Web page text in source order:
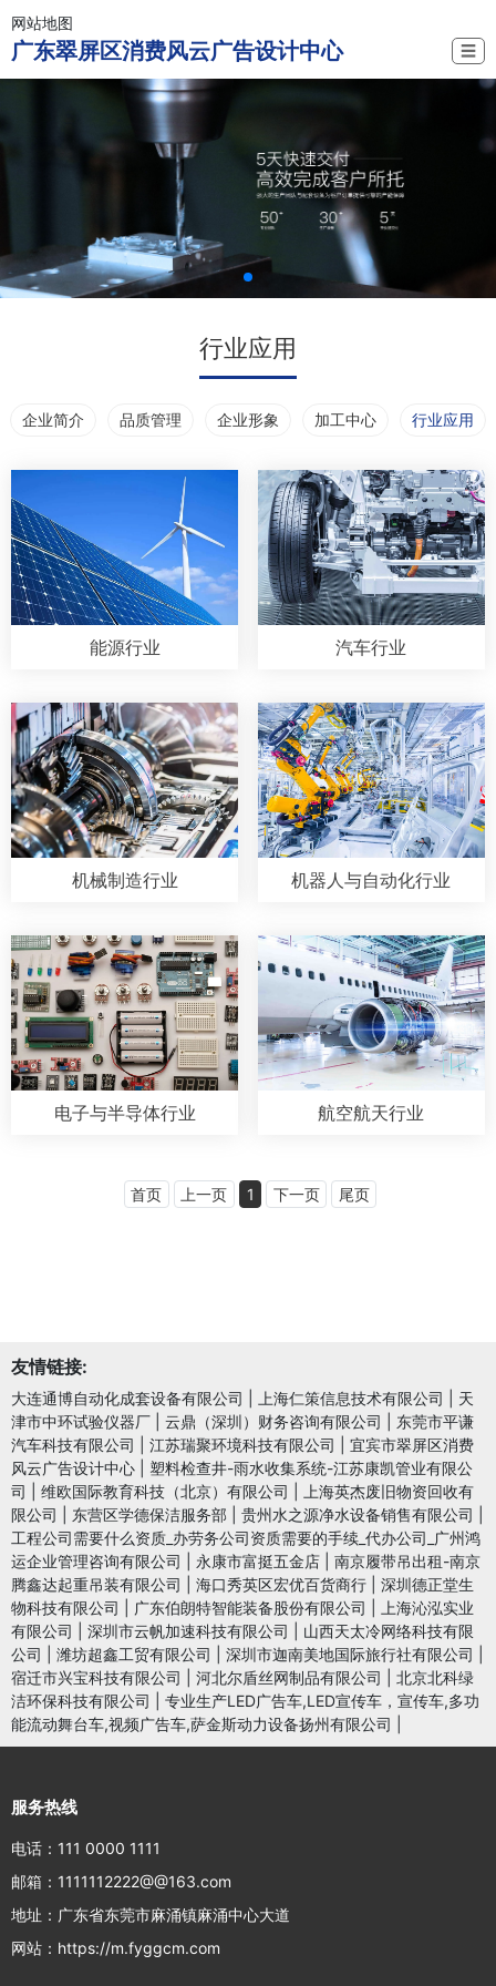
网站地图
广东翠屏区消费风云广告设计中心 ☰
行业应用
企业简介 品质管理 企业形象 加工中心 行业应用
能源行业 汽车行业
机械制造行业 机器人与自动化行业
电子与半导体行业 航空航天行业
首页 上一页 1 下一页 尾页
友情链接:
大连通博自动化成套设备有限公司 上海仁策信息技术有限公司
天
津市中环试验仪器厂
云鼎（深圳）财务咨询有限公司
东莞市平谦
汽车科技有限公司
江苏瑞聚环境科技有限公司
宜宾市翠屏区消费
风云广告设计中心
塑料检查井-雨水收集系统-江苏康凯管业有限公
司
维欧国际教育科技（北京）有限公司
上海英杰废旧物资回收有
限公司
东营区学德保洁服务部 贵州水之源净水设备销售有限公司
工程公司需要什么资质_办劳务公司资质需要的手续_代办公司_广州鸿
运企业管理咨询有限公司
永康市富挺五金店
南京履带吊出租-南京
腾鑫达起重吊装有限公司
海口秀英区宏优百货商行
深圳德正堂生
物科技有限公司
广东伯朗特智能装备股份有限公司
上海沁泓实业
有限公司
深圳市云帆加速科技有限公司
山西天太冷网络科技有限
公司
潍坊超鑫工贸有限公司 深圳市迦南美地国际旅行社有限公司
宿迁市兴宝科技有限公司
河北尔盾丝网制品有限公司
北京北科绿
洁环保科技有限公司
专业生产LED广告车,LED宣传车，宣传车,多功
能流动舞台车,视频广告车,萨金斯动力设备扬州有限公司
服务热线
电话：111 0000 1111
邮箱：1111112222@@163.com
地址：广东省东莞市麻涌镇麻涌中心大道
网站：https://m.fyggcm.com